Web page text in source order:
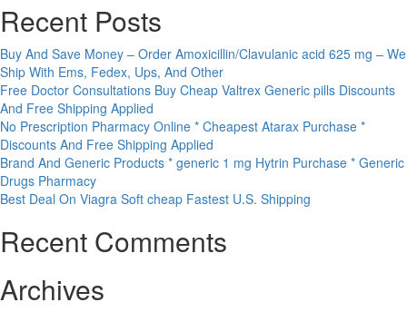
Recent Posts
Buy And Save Money – Order Amoxicillin/Clavulanic acid 625 mg – We
Ship With Ems, Fedex, Ups, And Other
Free Doctor Consultations Buy Cheap Valtrex Generic pills Discounts
And Free Shipping Applied
No Prescription Pharmacy Online * Cheapest Atarax Purchase *
Discounts And Free Shipping Applied
Brand And Generic Products * generic 1 mg Hytrin Purchase * Generic
Drugs Pharmacy
Best Deal On Viagra Soft cheap Fastest U.S. Shipping
Recent Comments
Archives